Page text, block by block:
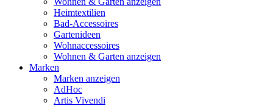
Heimtextilien
Bad-Accessoires
Gartenideen
Wohnaccessoires
Wohnen & Garten anzeigen
Marken
Marken anzeigen
AdHoc
Artis Vivendi